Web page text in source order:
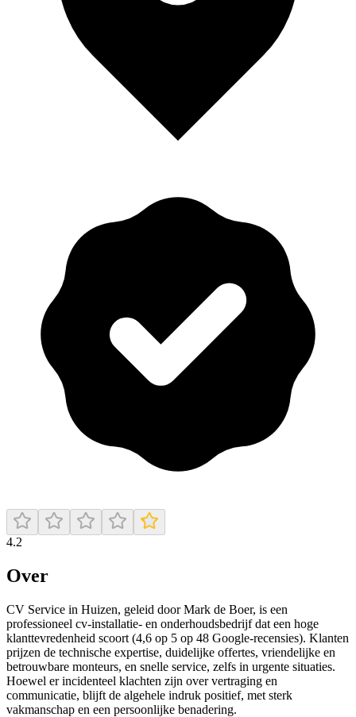
4.2
Over
CV Service in Huizen, geleid door Mark de Boer, is een
professioneel cv-installatie- en onderhoudsbedrijf dat een hoge
klanttevredenheid scoort (4,6 op 5 op 48 Google-recensies). Klanten
prijzen de technische expertise, duidelijke offertes, vriendelijke en
betrouwbare monteurs, en snelle service, zelfs in urgente situaties.
Hoewel er incidenteel klachten zijn over vertraging en
communicatie, blijft de algehele indruk positief, met sterk
vakmanschap en een persoonlijke benadering.